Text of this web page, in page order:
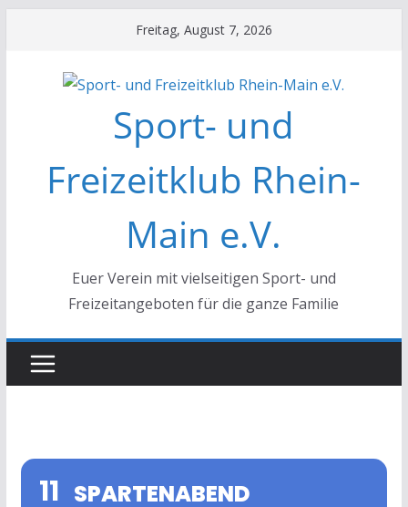
springen
Freitag, August 7, 2026
Sport- und
Freizeitklub Rhein-
Main e.V.
Euer Verein mit vielseitigen Sport- und
Freizeitangeboten für die ganze Familie
11 SPARTENABEND